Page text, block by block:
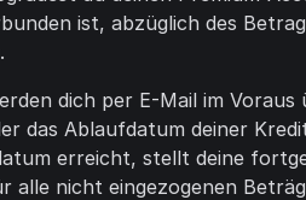
ist, abzüglich des
dich per E-Mail im Voraus
das Ablaufdatum deiner
erreicht, stellt deine
alle nicht eingezogenen